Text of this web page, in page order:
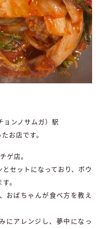
ョンノサムガ）駅
お店です。
ゲ店。
セットになっており、ボウ
。
おばちゃんが食べ方を教え
にアレンジし、夢中になっ